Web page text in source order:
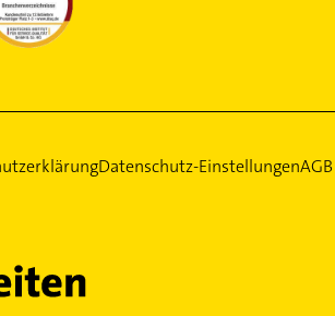
Datenschutz-EinstellungenAGB